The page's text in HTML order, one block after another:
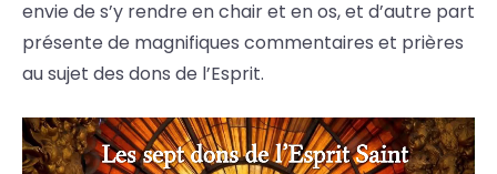
envie de s’y rendre en chair et en os, et d’autre part
présente de magnifiques commentaires et prières
au sujet des dons de l’Esprit.